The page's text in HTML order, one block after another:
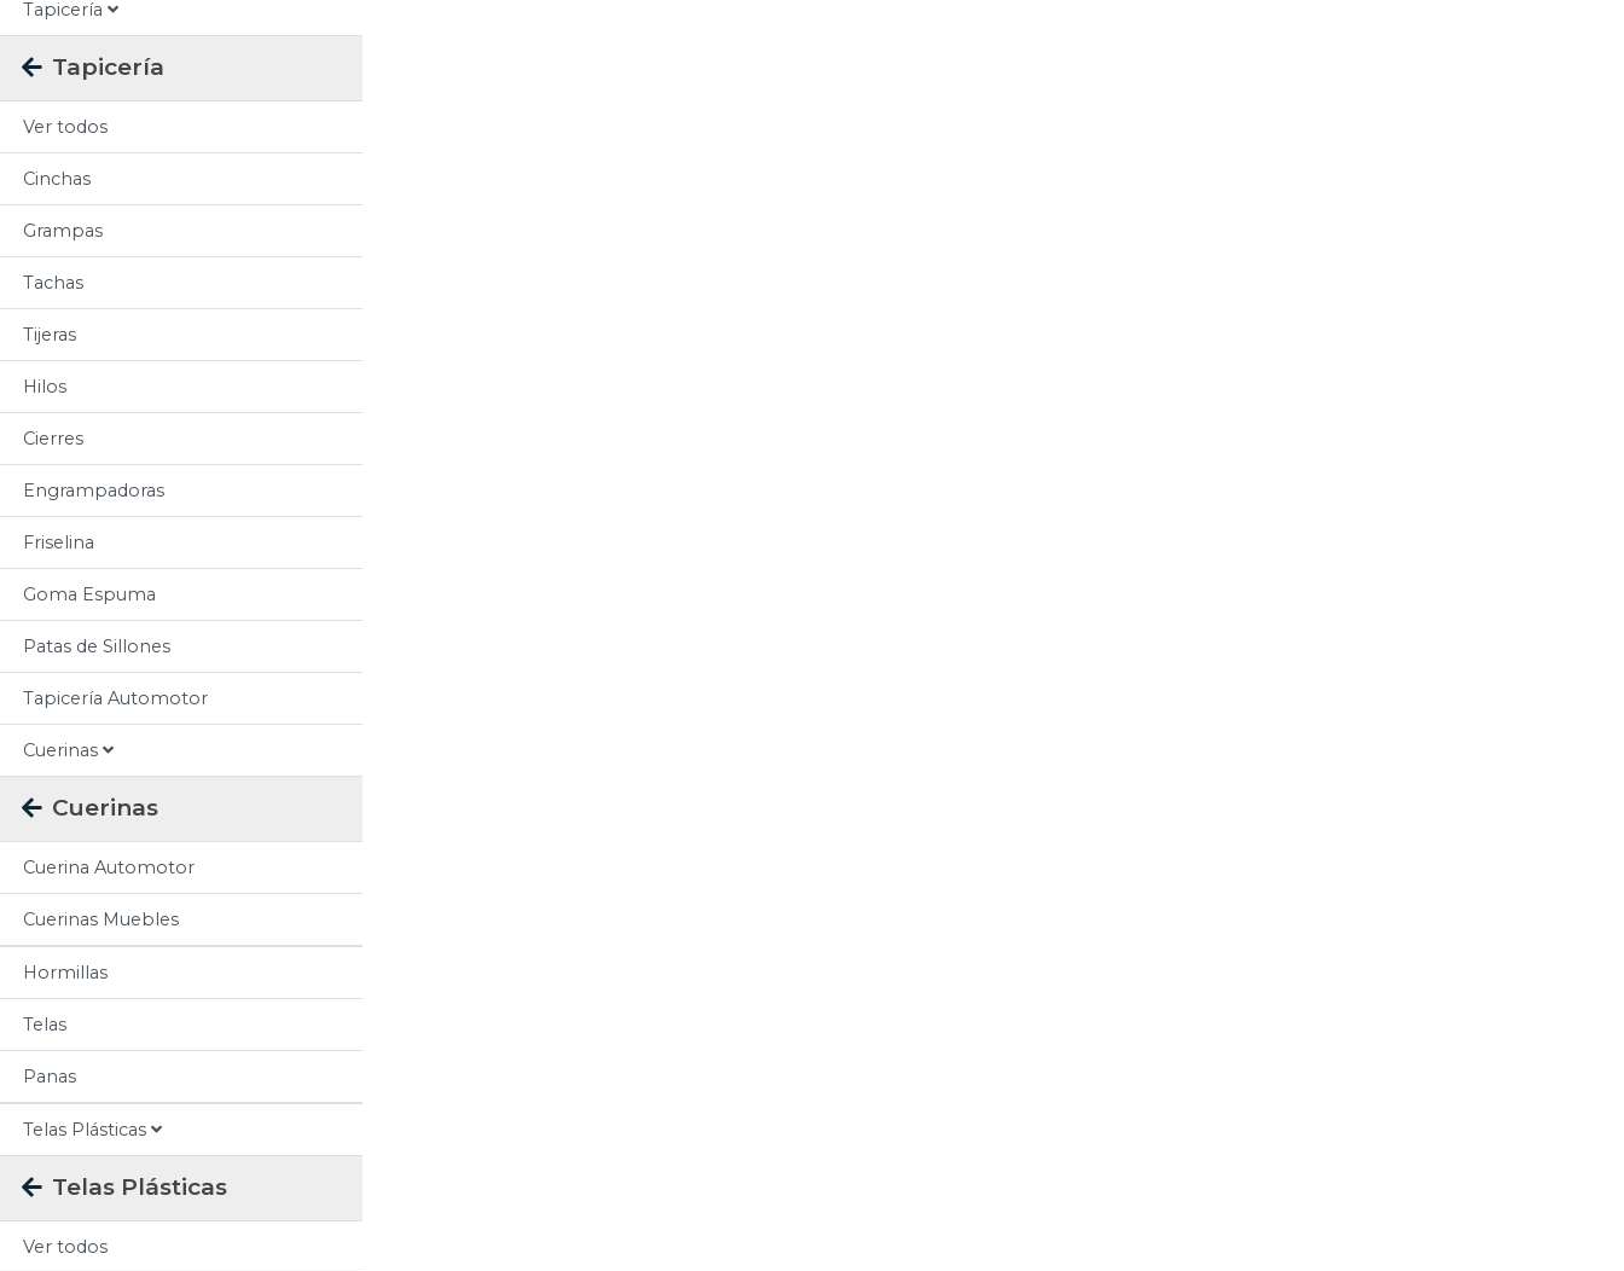
Tapicería
Tapicería
Ver todos
Cinchas
Grampas
Tachas
Tijeras
Hilos
Cierres
Engrampadoras
Friselina
Goma Espuma
Patas de Sillones
Tapicería Automotor
Cuerinas
Cuerinas
Cuerina Automotor
Cuerinas Muebles
Hormillas
Telas
Panas
Telas Plásticas
Telas Plásticas
Ver todos